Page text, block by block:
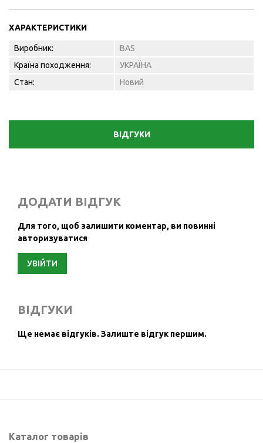
ХАРАКТЕРИСТИКИ
Виробник:
BAS
Країна походження:
УКРАЇНА
Стан:
Новий
ВІДГУКИ
ДОДАТИ ВІДГУК
Для того, щоб залишити коментар, ви повинні
авторизуватися
УВІЙТИ
ВІДГУКИ
Ще немає відгуків. Залиште відгук першим.
Каталог товарів